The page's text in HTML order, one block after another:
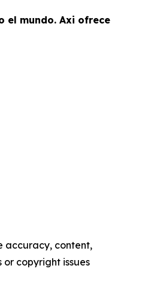
el mundo. Axi ofrece
accuracy, content,
copyright issues